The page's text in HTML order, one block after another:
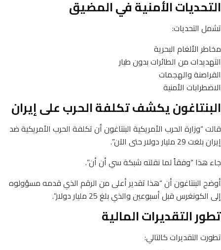
التحديات الأمنية في المضيق
تشمل التحديات:
مخاطر الألغام البحرية
التهديدات من الطائرات بدون طيار
القراصنة والهجمات
الاضطرابات الأمنية
البنتاغون يكشف تكلفة الحرب على إيران
قالت “وزارة الحرب الأمريكية البنتاغون أن تكلفة الحرب الأمريكية ضد
إيران بلغت 29 مليار دولار حتى الآن”.
جاء هذا “وفقاً لما نقلته شبكة سي أن أن”.
أوضح البنتاغون أن “هذا تقدير أعلى من الرقم الذي قدمه مسؤولوه
إلى الكونغرس قبل أسبوعين والذي بلغ 25 مليار دولار”.
تطور التقديرات المالية
تطورت التقديرات كالتالي: